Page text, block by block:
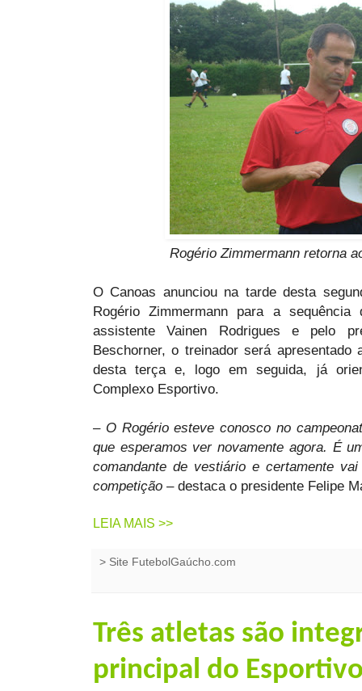
Rogério Zimmermann retorna
O Canoas anunciou na tarde desta
Rogério Zimmermann para a sequência
assistente Vainen Rodrigues e pelo
Beschorner, o treinador será apresentado
desta terça e, logo em seguida, já
Complexo Esportivo.
– O Rogério esteve conosco no
que esperamos ver novamente agora. É
comandante de vestiário e certamente
competição – destaca o presidente Felipe
LEIA MAIS >>
> Site FutebolGaúcho.com
Três atletas são
principal do